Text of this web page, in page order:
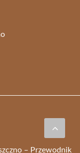
– Przewodnik